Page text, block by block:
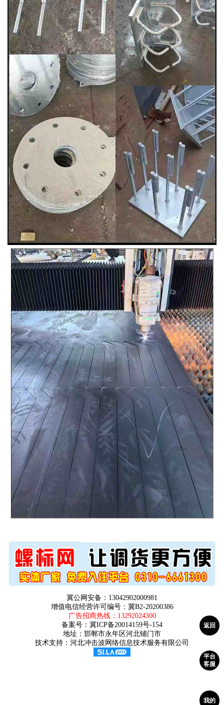
冀公网安备：13042902000981
增值电信经营许可编号：冀B2-20200386
广告招商热线： 13292024300
备案号： 冀ICP备20014159号-154
地址：邯郸市永年区河北铺门市
技术支持：河北冲击波网络信息技术服务有限公司
返回
我的
平台
客服